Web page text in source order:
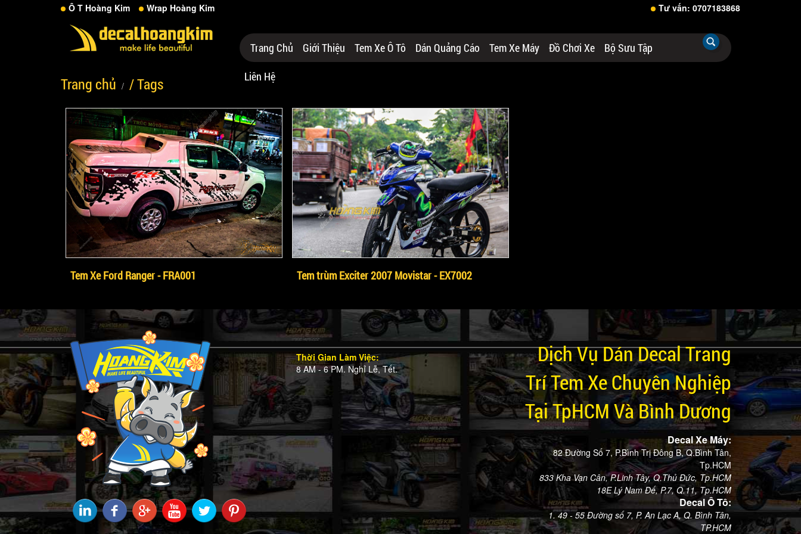
Ô T Hoàng Kim Wrap Hoàng Kim Tư vấn: 0707183868
Trang Chủ Giới Thiệu Tem Xe Ô Tô Dán Quảng Cáo Tem Xe Máy Đồ Chơi Xe
Bộ Sưu Tập
Liên Hệ
Trang chủ / Tags
Tem Xe Ford Ranger - FRA001 Tem trùm Exciter 2007 Movistar - EX7002
Thời Gian Làm Việc:
8 AM - 6 PM. Nghỉ Lễ, Tết.
Dịch Vụ Dán Decal Trang
Trí Tem Xe Chuyên Nghiệp
Tại TpHCM Và Bình Dương
Decal Xe Máy:
82 Đường Số 7, P.Bình Trị Đông B, Q.Bình Tân,
Tp.HCM
833 Kha Vạn Cân, P.Linh Tây, Q.Thủ Đức, Tp.HCM
18E Lý Nam Đế, P.7, Q.11, Tp.HCM
Decal Ô Tô:
1. 49 - 55 Đường số 7, P. An Lạc A, Q. Bình Tân,
TP.HCM